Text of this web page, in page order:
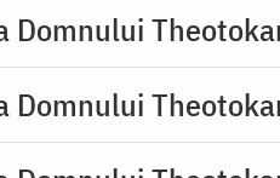
Domnului
Domnului